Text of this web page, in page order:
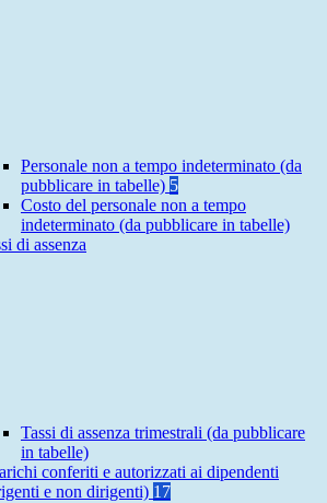
Personale non a tempo indeterminato (da
pubblicare in tabelle) 5
Costo del personale non a tempo
indeterminato (da pubblicare in tabelle)
di assenza
Tassi di assenza trimestrali (da pubblicare
in tabelle)
conferiti e autorizzati ai dipendenti
e non dirigenti) 17